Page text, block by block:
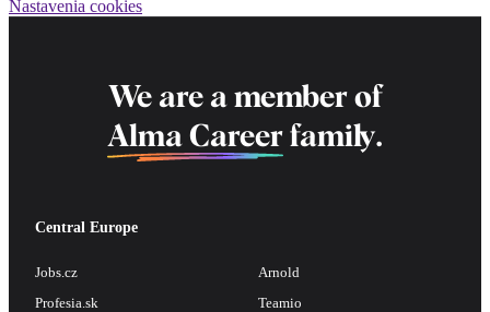
Nastavenia cookies
We are a member of
Alma Career family.
Central Europe
Jobs.cz
Profesia.sk
Arnold
Teamio